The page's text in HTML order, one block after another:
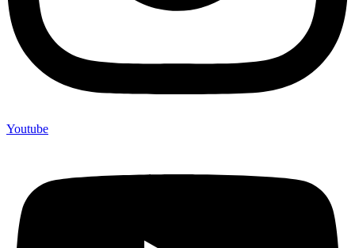
Youtube